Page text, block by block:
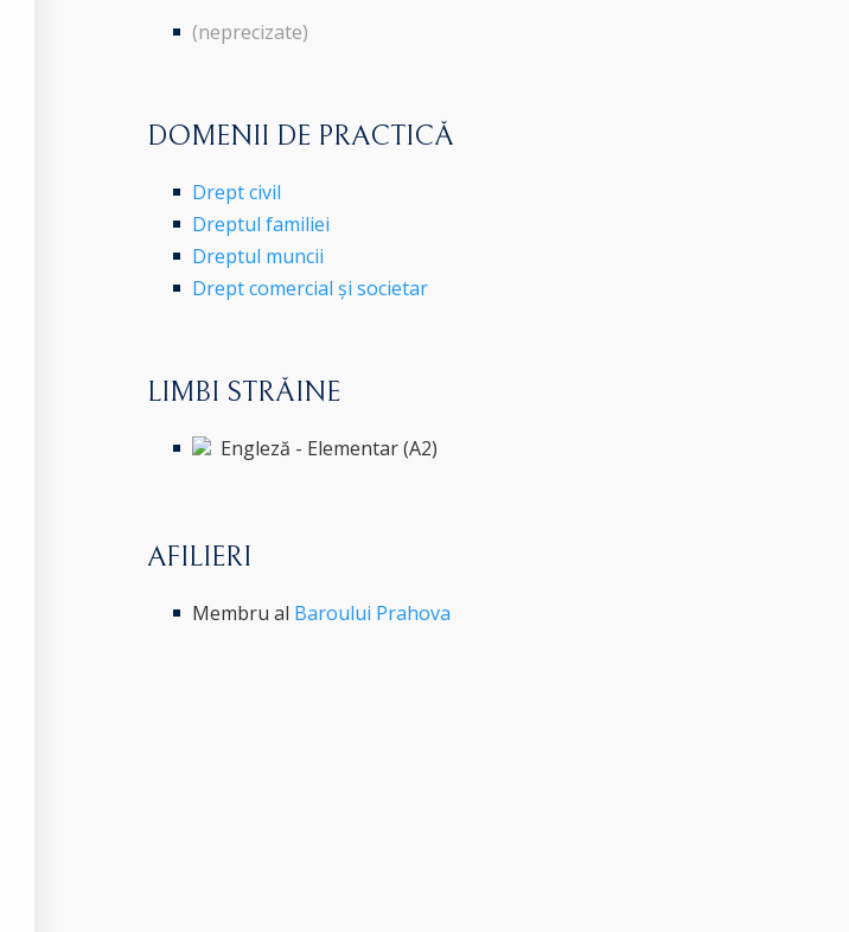
(neprecizate)
DOMENII DE PRACTICĂ
Drept civil
Dreptul familiei
Dreptul muncii
Drept comercial și societar
LIMBI STRĂINE
Engleză - Elementar (A2)
AFILIERI
Membru al Baroului Prahova